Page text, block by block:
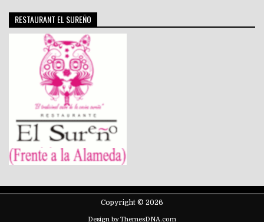
RESTAURANT EL SUREÑO
Copyright © 2026
Design by ThemesDNA.com